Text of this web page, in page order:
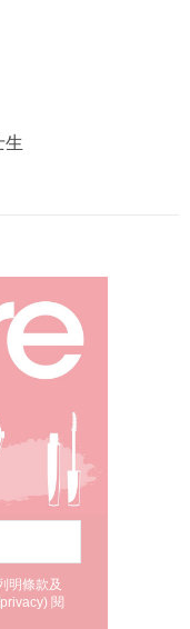
生
明條款及
) 閱